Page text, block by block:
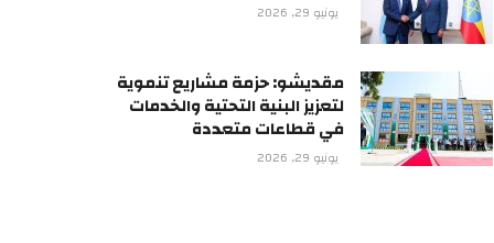
يونيو 29, 2026
مقديشو: حزمة مشاريع تنموية
لتعزيز البنية التحتية والخدمات
في قطاعات متعددة
يونيو 29, 2026